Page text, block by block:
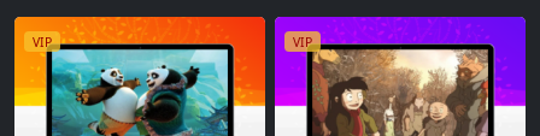
VIP VIP